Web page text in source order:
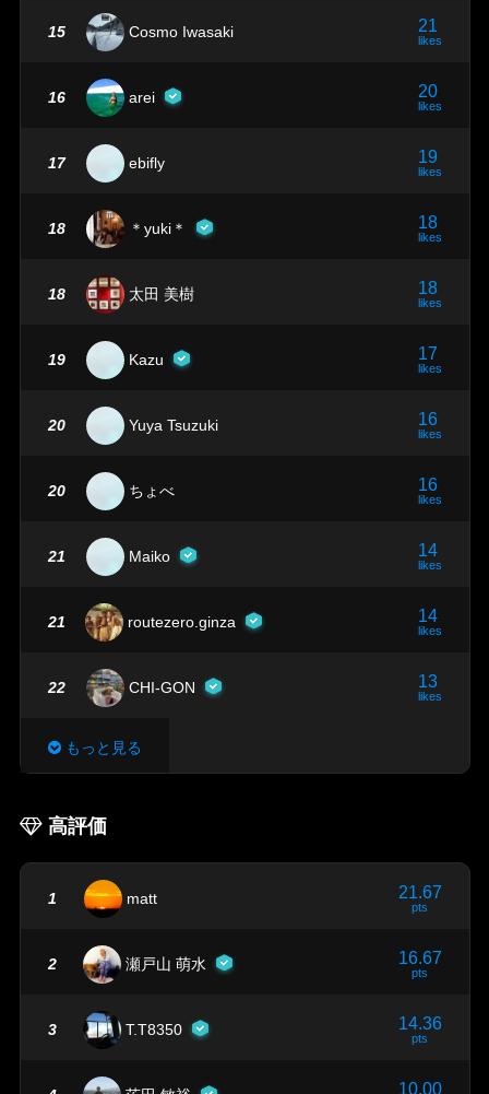
15 Cosmo Iwasaki 21
likes
16 arei 20
likes
17 ebifly 19
likes
18 ＊yuki＊ 18
likes
18 太田 美樹 18
likes
19 Kazu 17
likes
20 Yuya Tsuzuki 16
likes
20 ちょべ 16
likes
21 Maiko 14
likes
21 routezero.ginza 14
likes
22 CHI-GON 13
likes
もっと見る
高評価
1 matt 21.67
pts
2 瀬戸山 萌水 16.67
pts
3 T.T8350 14.36
pts
10.00